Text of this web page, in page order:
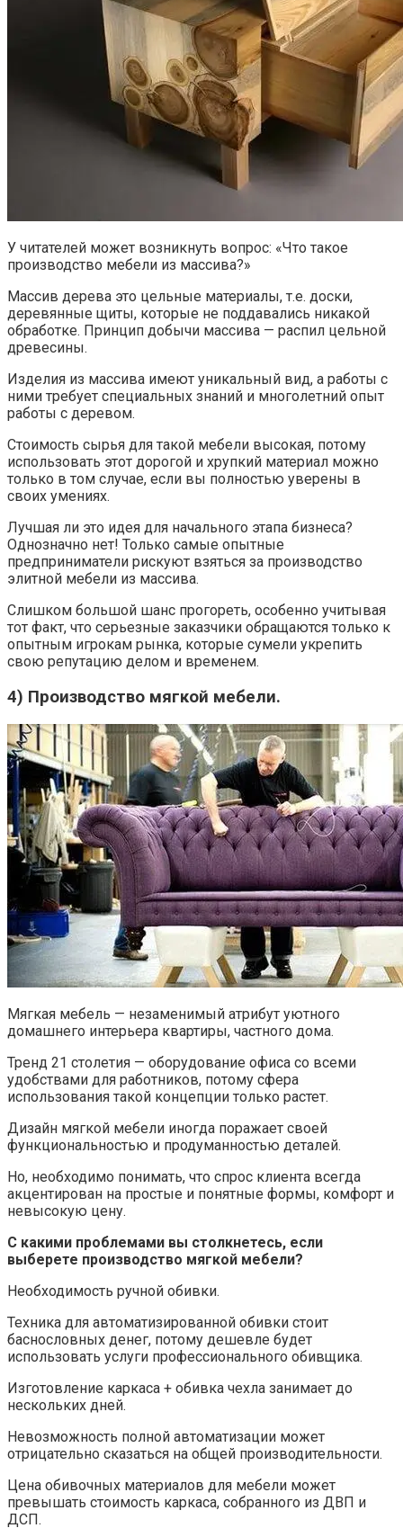
У читателей может возникнуть вопрос: «Что такое
производство мебели из массива?»
Массив дерева это цельные материалы, т.е. доски,
деревянные щиты, которые не поддавались никакой
обработке. Принцип добычи массива — распил цельной
древесины.
Изделия из массива имеют уникальный вид, а работы с
ними требует специальных знаний и многолетний опыт
работы с деревом.
Стоимость сырья для такой мебели высокая, потому
использовать этот дорогой и хрупкий материал можно
только в том случае, если вы полностью уверены в
своих умениях.
Лучшая ли это идея для начального этапа бизнеса?
Однозначно нет! Только самые опытные
предприниматели рискуют взяться за производство
элитной мебели из массива.
Слишком большой шанс прогореть, особенно учитывая
тот факт, что серьезные заказчики обращаются только к
опытным игрокам рынка, которые сумели укрепить
свою репутацию делом и временем.
4) Производство мягкой мебели.
Мягкая мебель — незаменимый атрибут уютного
домашнего интерьера квартиры, частного дома.
Тренд 21 столетия — оборудование офиса со всеми
удобствами для работников, потому сфера
использования такой концепции только растет.
Дизайн мягкой мебели иногда поражает своей
функциональностью и продуманностью деталей.
Но, необходимо понимать, что спрос клиента всегда
акцентирован на простые и понятные формы, комфорт и
невысокую цену.
С какими проблемами вы столкнетесь, если
выберете производство мягкой мебели?
Необходимость ручной обивки.
Техника для автоматизированной обивки стоит
баснословных денег, потому дешевле будет
использовать услуги профессионального обивщика.
Изготовление каркаса + обивка чехла занимает до
нескольких дней.
Невозможность полной автоматизации может
отрицательно сказаться на общей производительности.
Цена обивочных материалов для мебели может
превышать стоимость каркаса, собранного из ДВП и
ДСП.